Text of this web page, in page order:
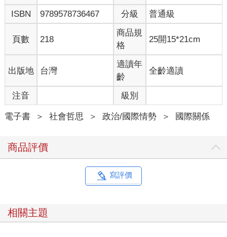
ISBN
9789578736467 分級 普通級
頁數 218
商品規
格
25開15*21cm
出版地 台灣
適讀年
齡
全齡適讀
注音 級別
電子書 ＞ 社會哲思 ＞ 政治/國際情勢 ＞ 國際關係
商品評價
寫評價
相關主題